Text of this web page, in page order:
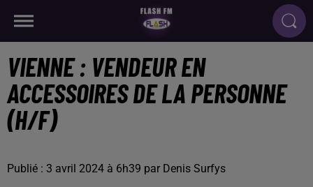
VIENNE : VENDEUR EN
ACCESSOIRES DE LA PERSONNE
(H/F)
Publié : 3 avril 2024 à 6h39 par Denis Surfys